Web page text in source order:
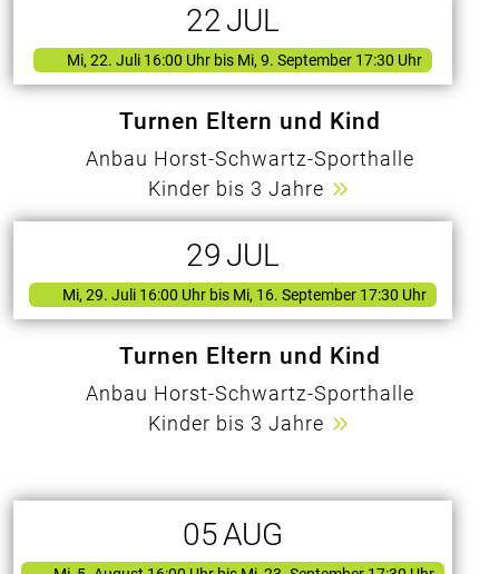
22JUL
Mi, 22. Juli 16:00 Uhr bis Mi, 9. September 17:30 Uhr
Turnen Eltern und Kind
Anbau Horst-Schwartz-Sporthalle
Kinder bis 3 Jahre
29 JUL
Mi, 29. Juli 16:00 Uhr bis Mi, 16. September 17:30 Uhr
Turnen Eltern und Kind
Anbau Horst-Schwartz-Sporthalle
Kinder bis 3 Jahre
05AUG